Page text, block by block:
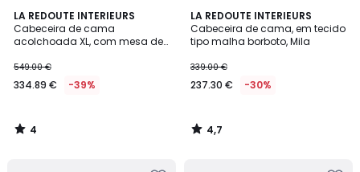
LA REDOUTE INTERIEURS
Cabeceira de cama
acolchoada XL, com mesa de
549.00 €
334.89 € -39%
4
/
5
4
/
LA REDOUTE INTERIEURS
Cabeceira de cama, em tecido
tipo malha borboto, Mila
339.00 €
237.30 € -30%
4,7
/ 5
4,7
/